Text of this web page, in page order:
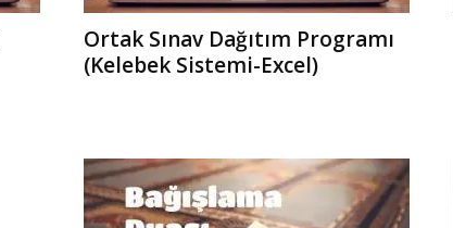
Ortak Sınav Dağıtım Programı
(Kelebek Sistemi-Excel)